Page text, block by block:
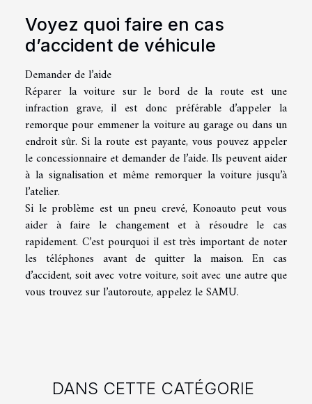
Voyez quoi faire en cas
d’accident de véhicule
Demander de l’aide
Réparer la voiture sur le bord de la route est une
infraction grave, il est donc préférable d’appeler la
remorque pour emmener la voiture au garage ou dans un
endroit sûr. Si la route est payante, vous pouvez appeler
le concessionnaire et demander de l’aide. Ils peuvent aider
à la signalisation et même remorquer la voiture jusqu’à
l’atelier.
Si le problème est un pneu crevé, Konoauto peut vous
aider à faire le changement et à résoudre le cas
rapidement. C’est pourquoi il est très important de noter
les téléphones avant de quitter la maison. En cas
d’accident, soit avec votre voiture, soit avec une autre que
vous trouvez sur l’autoroute, appelez le SAMU.
DANS CETTE CATÉGORIE